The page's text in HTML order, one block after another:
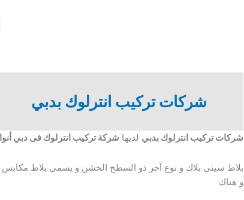
شركات تركيب انترلوك بدبي
شركات تركيب انترلوك بدبي لديها شركة تركيب انترلوك فى دبي
بلاط سيتى بلاك و نوع آخر ذو السطح الخشن و يسمى بلاط
و هناك